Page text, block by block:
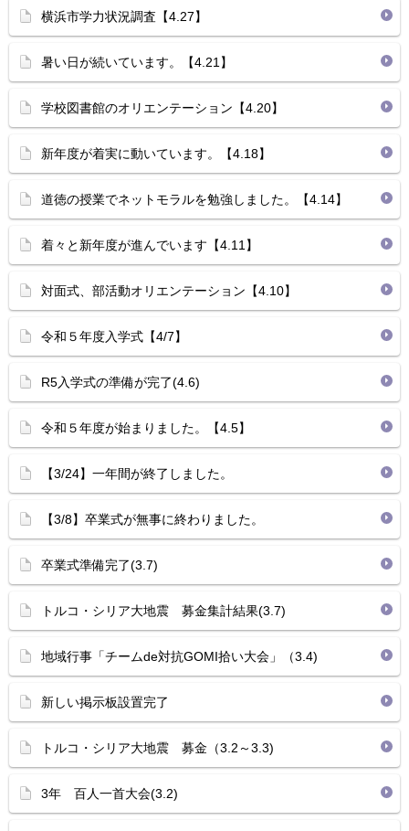
横浜市学力状況調査【4.27】
暑い日が続いています。【4.21】
学校図書館のオリエンテーション【4.20】
新年度が着実に動いています。【4.18】
道徳の授業でネットモラルを勉強しました。【4.14】
着々と新年度が進んでいます【4.11】
対面式、部活動オリエンテーション【4.10】
令和５年度入学式【4/7】
R5入学式の準備が完了(4.6)
令和５年度が始まりました。【4.5】
【3/24】一年間が終了しました。
【3/8】卒業式が無事に終わりました。
卒業式準備完了(3.7)
トルコ・シリア大地震 募金集計結果(3.7)
地域行事「チームde対抗GOMI拾い大会」（3.4)
新しい掲示板設置完了
トルコ・シリア大地震 募金（3.2～3.3)
3年 百人一首大会(3.2)